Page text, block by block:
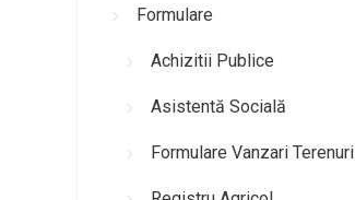
Formulare
Achizitii Publice
Asistentă Socială
Formulare Vanzari Terenuri